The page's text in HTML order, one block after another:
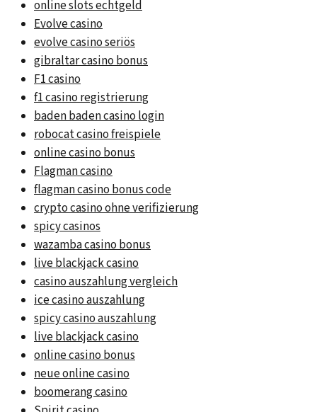
online slots echtgeld
Evolve casino
evolve casino seriös
gibraltar casino bonus
F1 casino
f1 casino registrierung
baden baden casino login
robocat casino freispiele
online casino bonus
Flagman casino
flagman casino bonus code
crypto casino ohne verifizierung
spicy casinos
wazamba casino bonus
live blackjack casino
casino auszahlung vergleich
ice casino auszahlung
spicy casino auszahlung
live blackjack casino
online casino bonus
neue online casino
boomerang casino